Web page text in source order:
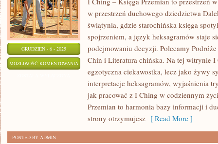
GRUDZIEŃ - 6 - 2025
MOŻLIWOŚĆ KOMENTOWANIA CHIŃSKA
FILOZOFIA
w przestrzeń duchowego dziedzictwa
świątynia, gdzie starochińska księga
spojrzeniem, a język heksagramów staje
podejmowaniu decyzji. Polecamy
Chin i Literatura chińska. Na tej witrynie
egzotyczna ciekawostka, lecz jako żywy
interpretacje heksagramów, wyjaśnienia
jak pracować z I Ching w codziennym
Przemian to harmonia bazy informacji i
strony otrzymujesz [ Read More ]
POSTED BY ADMIN